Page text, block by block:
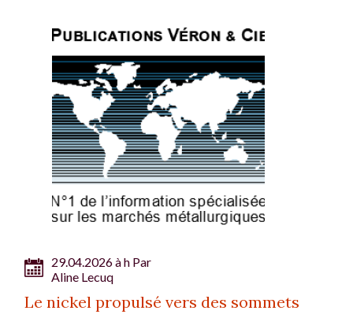
29.04.2026 à h Par
Aline Lecuq
Le nickel propulsé vers des sommets